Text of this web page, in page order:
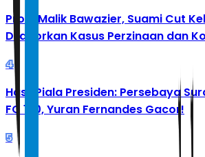
Profil Malik Bawazier, Suami Cut
Dilaporkan Kasus Perzinaan dan
4
Hasil Piala Presiden: Persebaya
FC 1-0, Yuran Fernandes Gacor!
5